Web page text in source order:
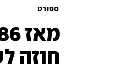
ספורט
חוזה